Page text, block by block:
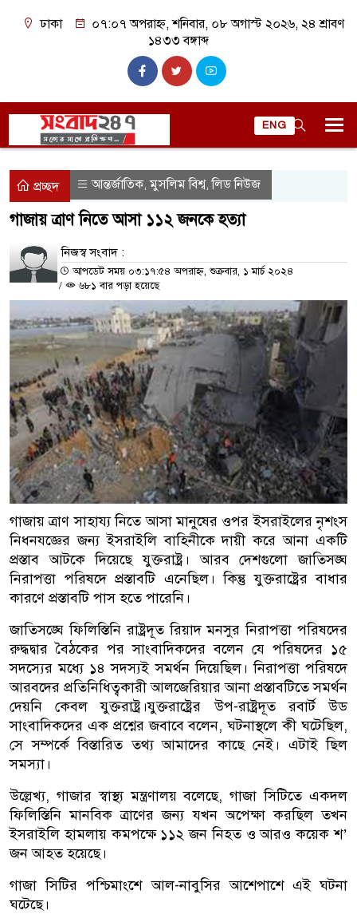
ঢাকা
০৭:০৭ অপরাহ্ন, শনিবার, ০৮ অগাস্ট ২০২৬, ২৪ শ্রাবণ
১৪৩৩ বঙ্গাব্দ
ENG
প্রচ্ছদ আন্তর্জাতিক,মুসলিম বিশ্ব,লিড নিউজ
গাজায় ত্রাণ নিতে আসা ১১২ জনকে হত্যা
নিজস্ব সংবাদ :
আপডেট সময় ০৩:১৭:৫৪ অপরাহ্ন, শুক্রবার, ১ মার্চ ২০২৪
/
৬৮১ বার পড়া হয়েছে
গাজায় ত্রাণ সাহায্য নিতে আসা মানুষের ওপর ইসরাইলের নৃশংস
নিধনযজ্ঞের জন্য ইসরাইলি বাহিনীকে দায়ী করে আনা একটি
প্রস্তাব আটকে দিয়েছে যুক্তরাষ্ট্র। আরব দেশগুলো জাতিসঙ্ঘ
নিরাপত্তা পরিষদে প্রস্তাবটি এনেছিল। কিন্তু যুক্তরাষ্ট্রের বাধার
কারণে প্রস্তাবটি পাস হতে পারেনি।
জাতিসঙ্ঘে ফিলিস্তিনি রাষ্ট্রদূত রিয়াদ মনসুর নিরাপত্তা পরিষদের
রুদ্ধদ্বার বৈঠকের পর সাংবাদিকদের বলেন যে পরিষদের ১৫
সদস্যের মধ্যে ১৪ সদস্যই সমর্থন দিয়েছিল। নিরাপত্তা পরিষদে
আরবদের প্রতিনিধিত্বকারী আলজেরিয়ার আনা প্রস্তাবটিতে সমর্থন
দেয়নি কেবল যুক্তরাষ্ট্র।যুক্তরাষ্ট্রের উপ-রাষ্ট্রদূত রবার্ট উড
সাংবাদিকদের এক প্রশ্নের জবাবে বলেন, ঘটনাস্থলে কী ঘটেছিল,
সে সম্পর্কে বিস্তারিত তথ্য আমাদের কাছে নেই। এটাই ছিল
সমস্যা।
উল্লেখ্য, গাজার স্বাস্থ্য মন্ত্রণালয় বলেছে, গাজা সিটিতে একদল
ফিলিস্তিনি মানবিক ত্রাণের জন্য যখন অপেক্ষা করছিল তখন
ইসরাইলি হামলায় কমপক্ষে ১১২ জন নিহত ও আরও কয়েক শ’
জন আহত হয়েছে।
গাজা সিটির পশ্চিমাংশে আল-নাবুসির আশেপাশে এই ঘটনা
ঘটেছে।